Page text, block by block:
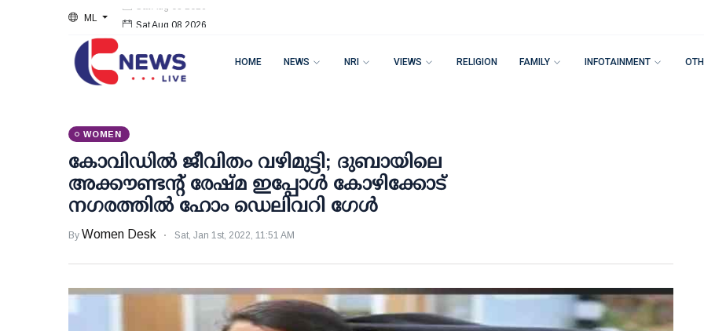
ML Sat Aug 08 2026
HOME NEWS NRI VIEWS RELIGION FAMILY INFOTAINMENT
WOMEN
കോവിഡില്‍ ജീവിതം വഴിമുട്ടി; ദുബായിലെ
അക്കൗണ്ടന്റ് രേഷ്മ ഇപ്പോള്‍ കോഴിക്കോട്
നഗരത്തില്‍ ഹോം ഡെലിവറി ഗേള്‍
By Women Desk Sat, Jan 1st, 2022, 11:51 AM